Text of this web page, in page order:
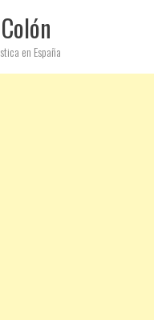
en España